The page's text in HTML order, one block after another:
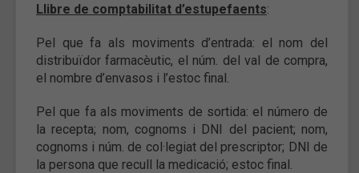
Llibre de comptabilitat d’estupefaents:
Pel que fa als moviments d’entrada: el nom del
distribuïdor farmacèutic, el núm. del val de compra,
el nombre d’envasos i l’estoc final.
Pel que fa als moviments de sortida: el número de
la recepta; nom, cognoms i DNI del pacient; nom,
cognoms i núm. de col·legiat del prescriptor; DNI de
la persona que recull la medicació; estoc final.